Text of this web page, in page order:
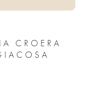
CROERA